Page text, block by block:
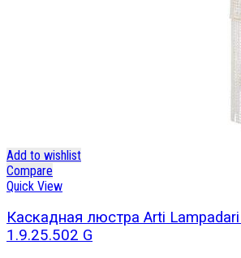
Add to wishlist
Compare
Quick View
Каскадная люстра Arti
1.9.25.502 G